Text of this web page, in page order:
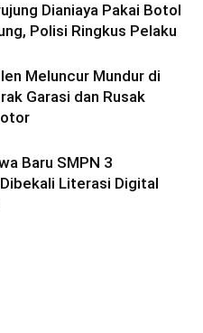
Dianiaya Pakai Botol
Polisi Ringkus Pelaku
Meluncur Mundur di
Garasi dan Rusak
Baru SMPN 3
Literasi Digital